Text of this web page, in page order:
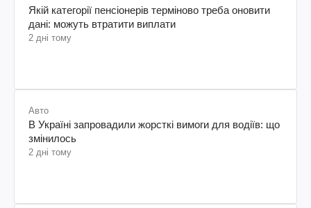
Якій категорії пенсіонерів терміново треба оновити
дані: можуть втратити виплати
2 дні тому
Авто
В Україні запровадили жорсткі вимоги для водіїв: що
змінилось
2 дні тому